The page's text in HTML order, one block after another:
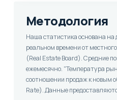
Методология
Наша статистика основана
реальном времени от
(Real Estate Board). Средние
ежемесячно. "Температура
соотношении продаж к новым
Rate). Данные